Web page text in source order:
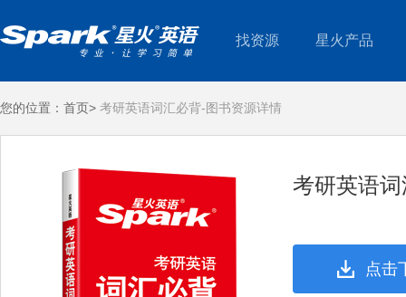
找资源 星火产品
您的位置： 首页> 考研英语词汇必背-图书资源详情
考研英语
点击